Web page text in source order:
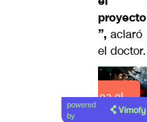
proyecto
”, aclaró
el doctor.
Lea el
artículo
powered
by